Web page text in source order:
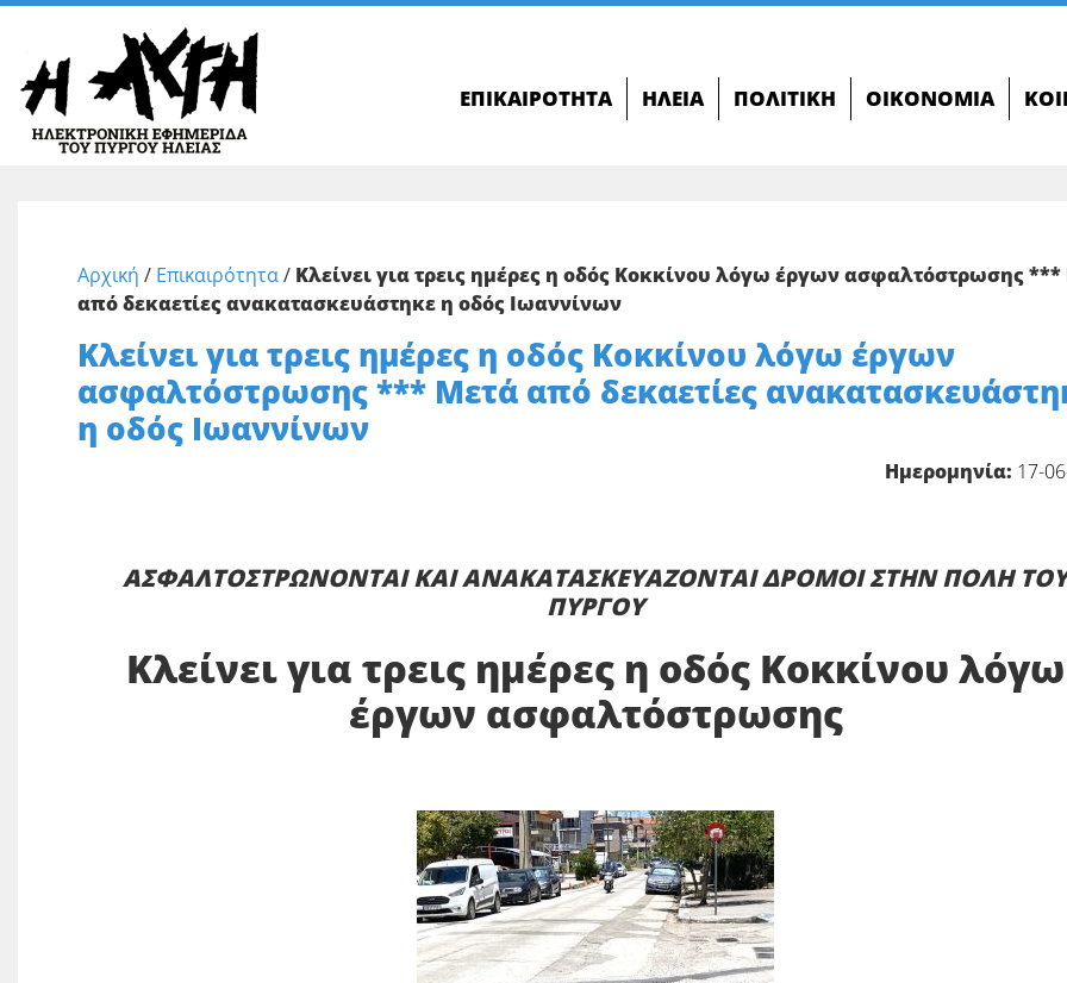
ΕΠΙΚΑΙΡΌΤΗΤΑ ΗΛΕΊΑ ΠΟΛΙΤΙΚΉ ΟΙΚΟΝΟΜΊΑ
Αρχική / Επικαιρότητα/ Κλείνει για τρεις ημέρες η οδός Κοκκίνου λόγω έργων ασφαλτόστρωσης
από δεκαετίες ανακατασκευάστηκε η οδός Ιωαννίνων
Κλείνει για τρεις ημέρες η οδός Κοκκίνου λόγω έργων
ασφαλτόστρωσης *** Μετά από δεκαετίες
η οδός Ιωαννίνων
Ημερομηνία: 17-
ΑΣΦΑΛΤΟΣΤΡΩΝΟΝΤΑΙ ΚΑΙ ΑΝΑΚΑΤΑΣΚΕΥΑΖΟΝΤΑΙ ΔΡΟΜΟΙ ΣΤΗΝ ΠΟΛΗ
ΠΥΡΓΟΥ
Κλείνει για τρεις ημέρες η οδός Κοκκίνου λόγω
έργων ασφαλτόστρωσης